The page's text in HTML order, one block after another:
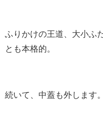
ふりかけの王道、大小ふ
とも本格的。
続いて、中蓋も外します。